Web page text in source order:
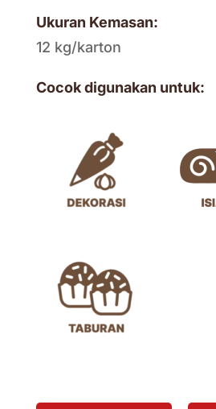
Ukuran Kemasan:
12 kg/karton
Cocok digunakan untuk: